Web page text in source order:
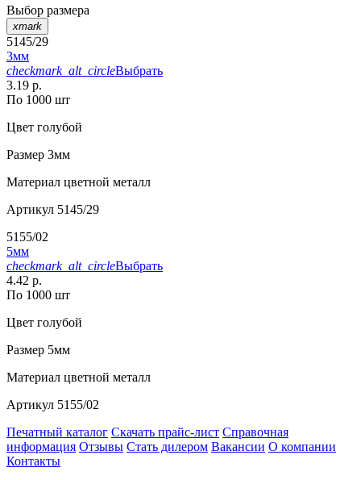
Выбор размера
xmark
5145/29
3мм
checkmark_alt_circleВыбрать
3.19 р.
По 1000 шт
Цвет голубой
Размер 3мм
Материал цветной металл
Артикул 5145/29
5155/02
5мм
checkmark_alt_circleВыбрать
4.42 р.
По 1000 шт
Цвет голубой
Размер 5мм
Материал цветной металл
Артикул 5155/02
Печатный каталог Скачать прайс-лист Справочная
информация Отзывы Стать дилером Вакансии О компании
Контакты